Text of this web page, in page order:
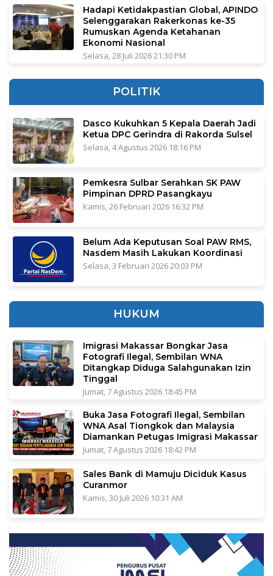
Hadapi Ketidakpastian Global, APINDO
Selenggarakan Rakerkonas ke-35
Rumuskan Agenda Ketahanan
Ekonomi Nasional
Selasa, 28 Juli 2026 21:30 PM
POLITIK
Dasco Kukuhkan 5 Kepala Daerah Jadi
Ketua DPC Gerindra di Rakorda Sulsel
Selasa, 4 Agustus 2026 18:16 PM
Pemkesra Sulbar Serahkan SK PAW
Pimpinan DPRD Pasangkayu
Kamis, 26 Februari 2026 16:32 PM
Belum Ada Keputusan Soal PAW RMS,
Nasdem Masih Lakukan Koordinasi
Selasa, 3 Februari 2026 20:03 PM
HUKUM
Imigrasi Makassar Bongkar Jasa
Fotografi Ilegal, Sembilan WNA
Ditangkap Diduga Salahgunakan Izin
Tinggal
Jumat, 7 Agustus 2026 18:45 PM
Buka Jasa Fotografi Ilegal, Sembilan
WNA Asal Tiongkok dan Malaysia
Diamankan Petugas Imigrasi Makassar
Jumat, 7 Agustus 2026 18:42 PM
Sales Bank di Mamuju Diciduk Kasus
Curanmor
Kamis, 30 Juli 2026 10:31 AM